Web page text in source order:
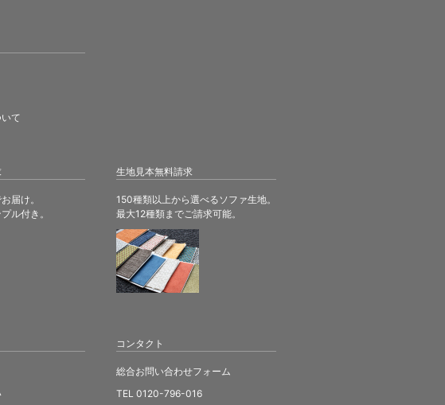
届け。
ル付き。
生地見本無料請求
150種類以上から選べるソファ生地。
最大12種類までご請求可能。
て
コンタクト
総合お問い合わせフォーム
TEL 0120-796-016